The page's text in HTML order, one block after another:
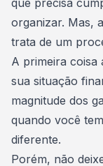
que precisa
organizar. Mas,
trata de um
A primeira coisa
sua situação
magnitude dos
quando você
diferente.
Porém, não